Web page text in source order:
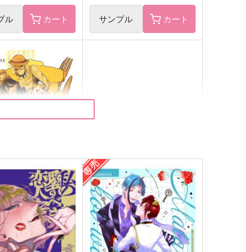
集 水風箋２
込）
作品詳細
uchimi
330
サンプル
ル カート サンプル カート
- 壱ト弐
円（税込）